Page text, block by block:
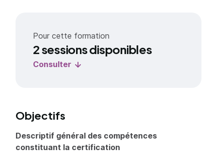
Pour cette formation
2 sessions disponibles
Consulter
Objectifs
Descriptif général des compétences
constituant la certification